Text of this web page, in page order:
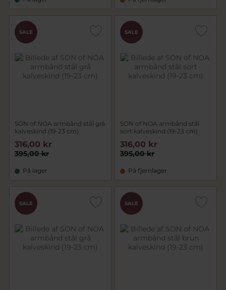
SALE
SON of NOA armbånd stål grå
kalveskind (19-23 cm)
395,00 kr
316,00 kr
På lager
SALE
SON of NOA armbånd stål
sort kalveskind (19-23 cm)
395,00 kr
316,00 kr
På fjernlager
SALE SALE